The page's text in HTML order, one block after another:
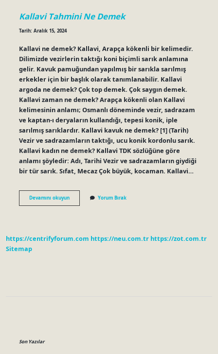
Kallavi Tahmini Ne Demek
Tarih: Aralık 15, 2024
Kallavi ne demek? Kallavi, Arapça kökenli bir kelimedir.
Dilimizde vezirlerin taktığı koni biçimli sarık anlamına
gelir. Kavuk pamuğundan yapılmış bir sarıkla sarılmış
erkekler için bir başlık olarak tanımlanabilir. Kallavi
argoda ne demek? Çok top demek. Çok saygın demek.
Kallavi zaman ne demek? Arapça kökenli olan Kallavi
kelimesinin anlamı; Osmanlı döneminde vezir, sadrazam
ve kaptan-ı deryaların kullandığı, tepesi konik, iple
sarılmış sarıklardır. Kallavi kavuk ne demek? [1] (Tarih)
Vezir ve sadrazamların taktığı, ucu konik kordonlu sarık.
Kallavi kadın ne demek? Kallavi TDK sözlüğüne göre
anlamı şöyledir: Adı, Tarihi Vezir ve sadrazamların giydiği
bir tür sarık. Sıfat, Mecaz Çok büyük, kocaman. Kallavi…
Devamını okuyunKallavi
Tahmini
Yorum Bırak
https://centrifyforum.com https://neu.com.tr https://zot.com.tr
Sitemap
Son Yazılar